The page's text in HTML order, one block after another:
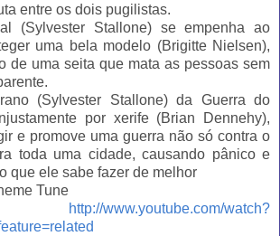
entre os dois pugilistas.
(Sylvester Stallone) se empenha ao
uma bela modelo (Brigitte Nielsen),
de uma seita que mata as pessoas sem
(Sylvester Stallone) da Guerra do
por xerife (Brian Dennehy),
e promove uma guerra não só contra o
toda uma cidade, causando pânico e
que ele sabe fazer de melhor
Tune
http://www.youtube.com/watch?